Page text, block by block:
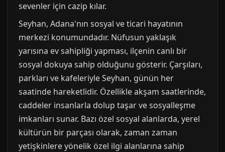
sevenler için cazip kılar.
Seyhan, Adana'nın sosyal ve ticari hayatının
merkezi konumundadır. Nüfusun yaklaşık
yarısına ev sahipliği yapması, ilçenin canlı bir
sosyal dokuya sahip olduğunu gösterir. Çarşıları,
parkları ve kafeleriyle Seyhan, günün her
saatinde hareketlidir. Özellikle akşam saatlerinde,
caddeler insanlarla dolup taşar ve sosyalleşme
imkanları sunar. Bazı özel sosyal alanlarda, yerel
kültürün bir parçası olarak, zaman zaman
yetişkinlere yönelik özel ilgi alanlarına sahip